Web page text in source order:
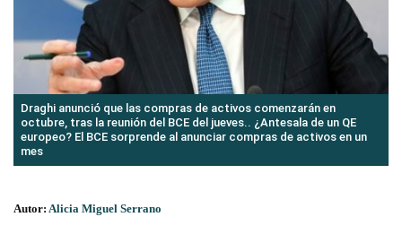
Draghi anunció que las compras de activos comenzarán en
octubre, tras la reunión del BCE del jueves.. ¿Antesala de un QE
europeo? El BCE sorprende al anunciar compras de activos en un
mes
Autor: Alicia Miguel Serrano